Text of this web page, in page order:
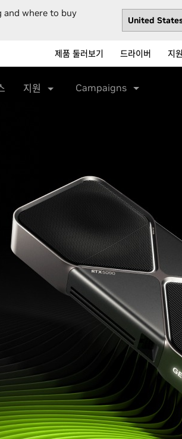
and where to buy
제품 둘러보기 드라이버 지원
지원 Campaigns